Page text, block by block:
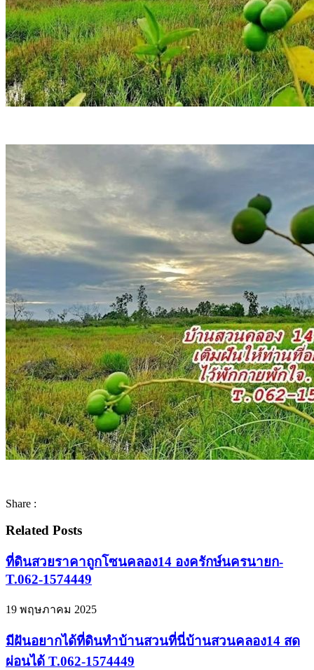
Share :
Related Posts
ที่ดินสวยราคาถูกโซนคลอง14 องครักษ์นครนายก-
T.062-1574449
19 พฤษภาคม 2025
มีฝันอยากได้ที่ดินทำบ้านสวนที่นี่บ้านสวนคลอง14 สด
ผ่อนได้ T.062-1574449